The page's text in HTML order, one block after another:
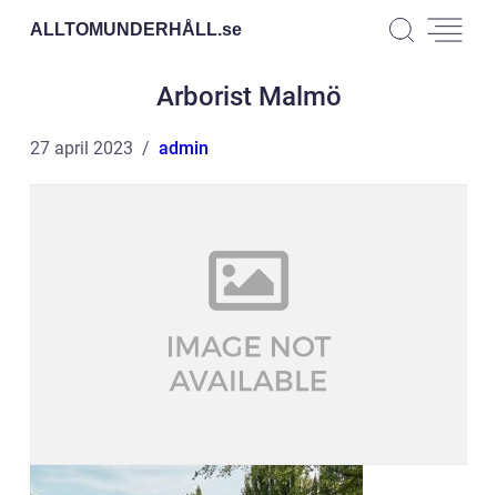
ALLTOMUNDERHÅLL.se
Arborist Malmö
27 april 2023 admin